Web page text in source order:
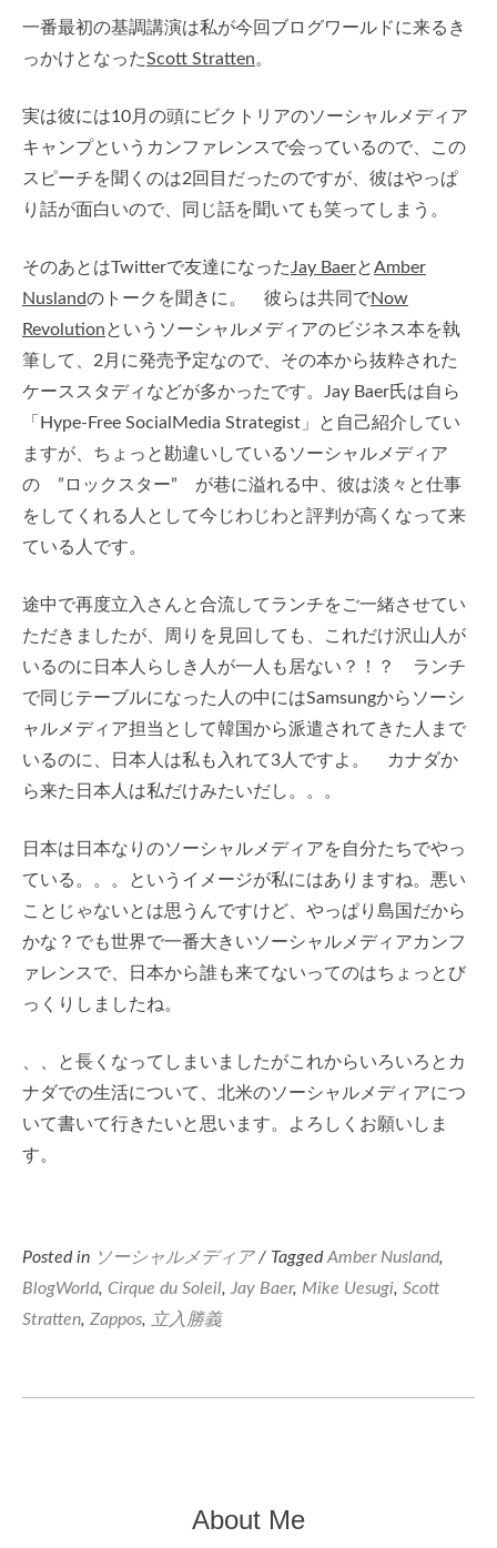
一番最初の基調講演は私が今回ブログワールドに来るき
っかけとなったScott Stratten。
実は彼には10月の頭にビクトリアのソーシャルメディア
キャンプというカンファレンスで会っているので、この
スピーチを聞くのは2回目だったのですが、彼はやっぱ
り話が面白いので、同じ話を聞いても笑ってしまう。
そのあとはTwitterで友達になった Jay BaerとAmber
Nuslandのトークを聞きに。 彼らは共同でNow
Revolutionというソーシャルメディアのビジネス本を執
筆して、2月に発売予定なので、その本から抜粋された
ケーススタディなどが多かったです。Jay Baer氏は自ら
「Hype-Free SocialMedia Strategist」と自己紹介してい
ますが、ちょっと勘違いしているソーシャルメディア
の ”ロックスター” が巷に溢れる中、彼は淡々と仕事
をしてくれる人として今じわじわと評判が高くなって来
ている人です。
途中で再度立入さんと合流してランチをご一緒させてい
ただきましたが、周りを見回しても、これだけ沢山人が
いるのに日本人らしき人が一人も居ない？！？ ランチ
で同じテーブルになった人の中にはSamsungからソーシ
ャルメディア担当として韓国から派遣されてきた人まで
いるのに、日本人は私も入れて3人ですよ。 カナダか
ら来た日本人は私だけみたいだし。。。
日本は日本なりのソーシャルメディアを自分たちでやっ
ている。。。というイメージが私にはありますね。悪い
ことじゃないとは思うんですけど、やっぱり島国だから
かな？でも世界で一番大きいソーシャルメディアカンフ
ァレンスで、日本から誰も来てないってのはちょっとび
っくりしましたね。
、、と長くなってしまいましたがこれからいろいろとカ
ナダでの生活について、北米のソーシャルメディアにつ
いて書いて行きたいと思います。よろしくお願いしま
す。
Posted in ソーシャルメディア / TaggedAmber Nusland,
BlogWorld, Cirque du Soleil, Jay Baer, Mike Uesugi, Scott
Stratten, Zappos, 立入勝義
About Me